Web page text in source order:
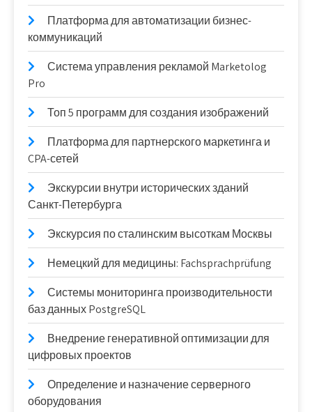
Платформа для автоматизации бизнес-
коммуникаций
Система управления рекламой Marketolog
Pro
Топ 5 программ для создания изображений
Платформа для партнерского маркетинга и
CPA-сетей
Экскурсии внутри исторических зданий
Санкт-Петербурга
Экскурсия по сталинским высоткам Москвы
Немецкий для медицины: Fachsprachprüfung
Системы мониторинга производительности
баз данных PostgreSQL
Внедрение генеративной оптимизации для
цифровых проектов
Определение и назначение серверного
оборудования